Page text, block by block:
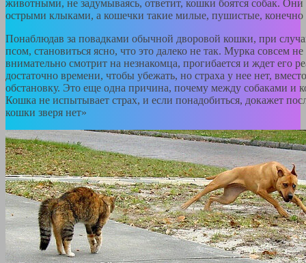
животными, не задумываясь, ответит, кошки боятся собак.
острыми клыками, а кошечки такие милые, пушистые,
Понаблюдав за повадками обычной дворовой кошки, при
псом, становиться ясно, что это далеко не так. Мурка совсем
внимательно смотрит на незнакомца, прогибается и ждет его
достаточно времени, чтобы убежать, но страха у нее нет,
обстановку. Это еще одна причина, почему между собаками и
Кошка не испытывает страх, и если понадобиться, докажет
кошки зверя нет»